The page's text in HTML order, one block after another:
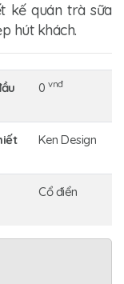
kế quán trà sữa
hút khách.
0 vnđ
Ken Design
Cổ điển